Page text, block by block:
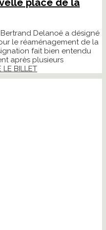
place de la
Delanoë a désigné
le réaménagement de la
fait bien entendu
après plusieurs
LE BILLET